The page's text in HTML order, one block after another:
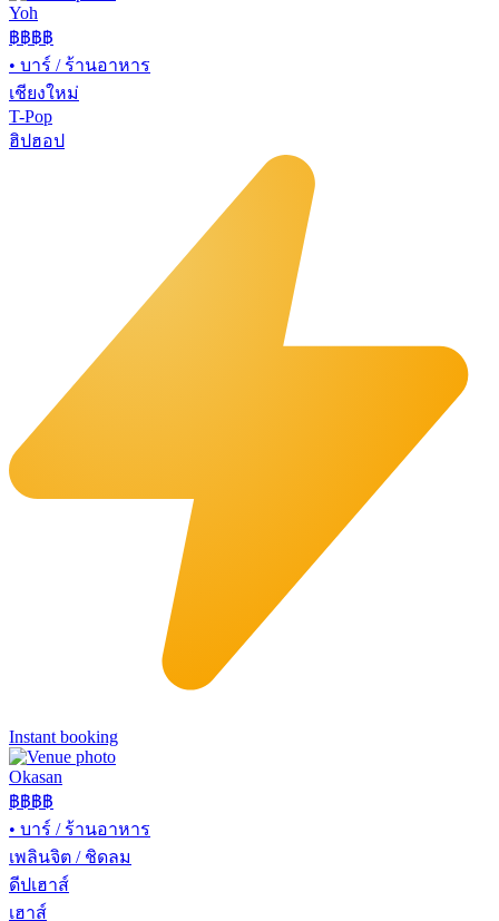
Yoh
฿฿฿฿
• บาร์ / ร้านอาหาร
เชียงใหม่
T-Pop
ฮิปฮอป
Instant booking
Okasan
฿฿฿฿
• บาร์ / ร้านอาหาร
เพลินจิต / ชิดลม
ดีปเฮาส์
เฮาส์